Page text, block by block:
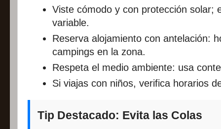
Viste cómodo y con protección solar;
variable.
Reserva alojamiento con antelación:
campings en la zona.
Respeta el medio ambiente: usa
Si viajas con niños, verifica horarios
Tip Destacado: Evita las Colas